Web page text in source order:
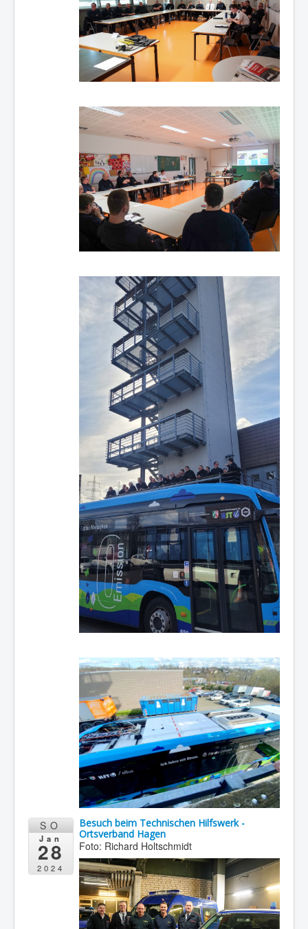
SO
Jan
28
2024
Besuch beim Technischen Hilfswerk -
Ortsverband Hagen
Foto: Richard Holtschmidt